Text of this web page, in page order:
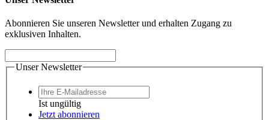
Abonnieren Sie unseren Newsletter und erhalten Zugang zu
exklusiven Inhalten.
Unser Newsletter
Ist ungültig
Jetzt abonnieren